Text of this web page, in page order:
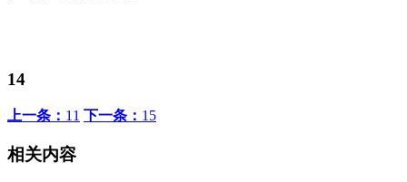
14
上一条： 11 下一条： 15
相关内容